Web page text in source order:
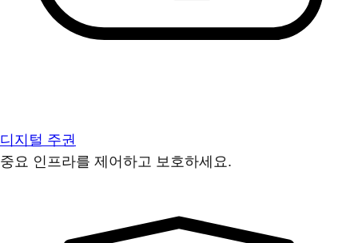
디지털 주권
중요 인프라를 제어하고 보호하세요.